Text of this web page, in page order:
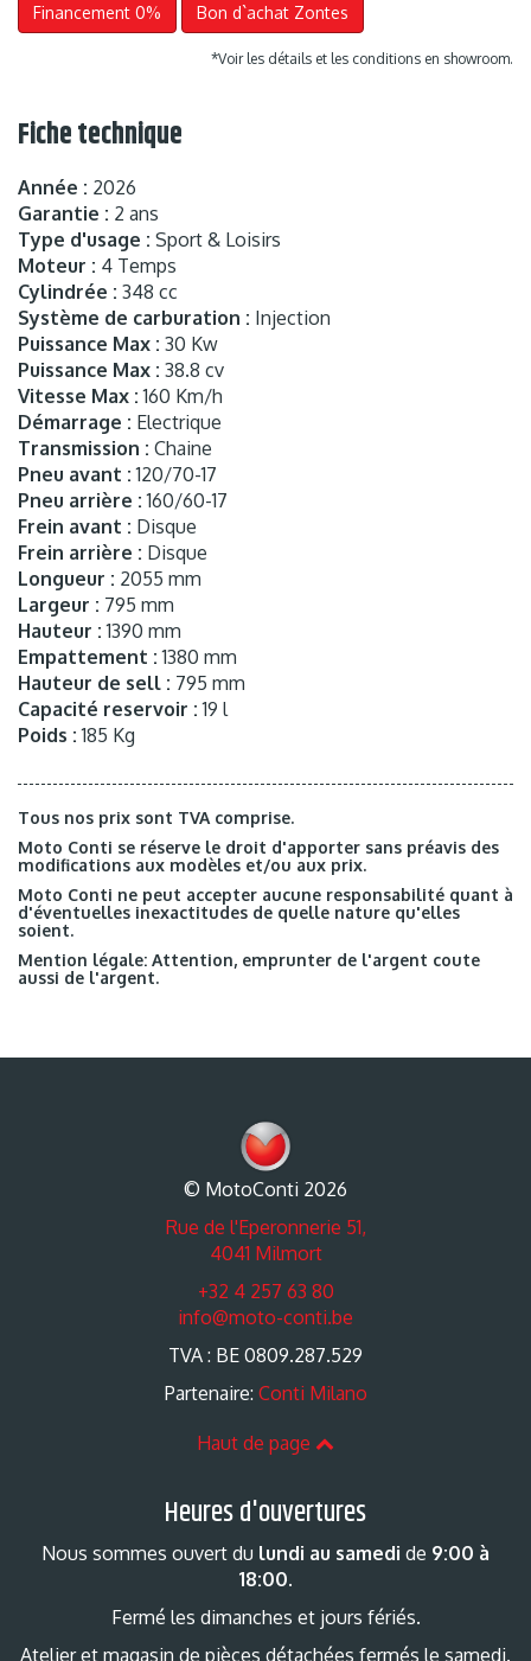
Financement 0% Bon d`achat Zontes
*Voir les détails et les conditions en showroom.
Fiche technique
Année : 2026
Garantie : 2 ans
Type d'usage : Sport & Loisirs
Moteur : 4 Temps
Cylindrée : 348 cc
Système de carburation : Injection
Puissance Max : 30 Kw
Puissance Max : 38.8 cv
Vitesse Max : 160 Km/h
Démarrage : Electrique
Transmission : Chaine
Pneu avant : 120/70-17
Pneu arrière : 160/60-17
Frein avant : Disque
Frein arrière : Disque
Longueur : 2055 mm
Largeur : 795 mm
Hauteur : 1390 mm
Empattement : 1380 mm
Hauteur de sell : 795 mm
Capacité reservoir : 19 l
Poids : 185 Kg
Tous nos prix sont TVA comprise.
Moto Conti se réserve le droit d'apporter sans préavis des
modifications aux modèles et/ou aux prix.
Moto Conti ne peut accepter aucune responsabilité quant à
d'éventuelles inexactitudes de quelle nature qu'elles
soient.
Mention légale: Attention, emprunter de l'argent coute
aussi de l'argent.
© MotoConti 2026
Rue de l'Eperonnerie 51,
4041 Milmort
+32 4 257 63 80
info@moto-conti.be
TVA : BE 0809.287.529
Partenaire: Conti Milano
Haut de page
Heures d'ouvertures
Nous sommes ouvert du lundi au samedi de 9:00 à
18:00.
Fermé les dimanches et jours fériés.
Atelier et magasin de pièces détachées fermés le samedi.